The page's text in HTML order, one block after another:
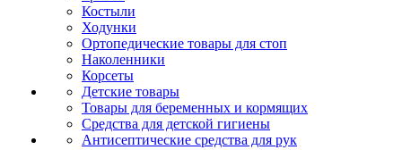
Костыли
Ходунки
Ортопедические товары для стоп
Наколенники
Корсеты
Детские товары
Товары для беременных и кормящих
Средства для детской гигиены
Антисептические средства для рук